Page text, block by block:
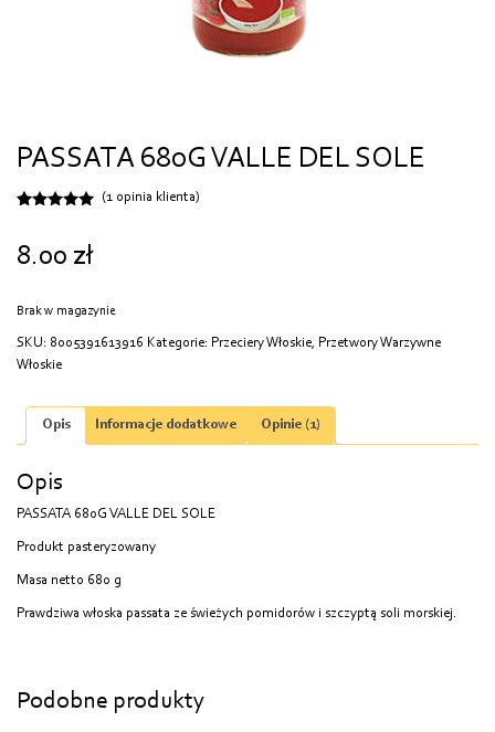
PASSATA 680G VALLE DEL SOLE
na
podstawie
(1opinia klienta)
8.00 zł
Brak w magazynie
SKU: 8005391613916 Kategorie: Przeciery Włoskie, Przetwory Warzywne
Włoskie
Opis Informacje dodatkowe Opinie (1)
Opis
PASSATA 680G VALLE DEL SOLE
Produkt pasteryzowany
Masa netto 680 g
Prawdziwa włoska passata ze świeżych pomidorów i szczyptą soli morskiej.
Podobne produkty